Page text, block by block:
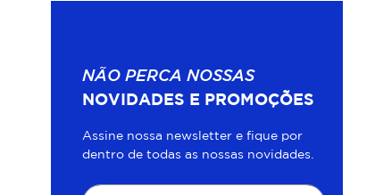
NÃO PERCA NOSSAS
NOVIDADES E PROMOÇÕES
Assine nossa newsletter e fique por
dentro de todas as nossas novidades.